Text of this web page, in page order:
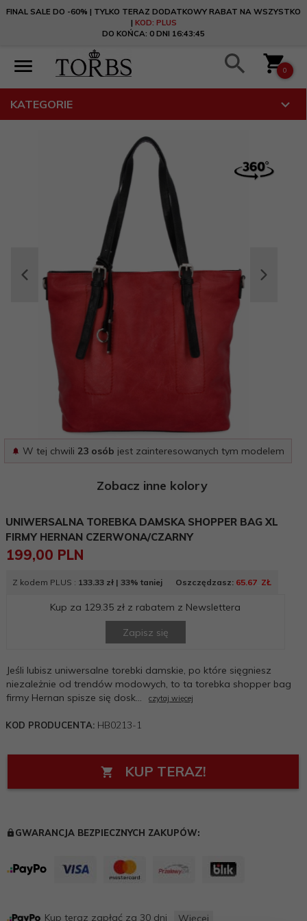
FINAL SALE DO -60% | TYLKO TERAZ DODATKOWY RABAT NA WSZYSTKO
| KOD: PLUS
DO KOŃCA: 0 DNI 16:43:45
0
KATEGORIE
W tej chwili 23 osób jest zainteresowanych tym modelem
Zobacz inne kolory
UNIWERSALNA TOREBKA DAMSKA SHOPPER BAG XL
FIRMY HERNAN CZERWONA/CZARNY
199,00 PLN
Z kodem PLUS : 133.33 zł | 33% taniej Oszczędzasz: 65.67 ZŁ
KUP TERAZ!
KOD PRODUCENTA: HB0213-1
Jeśli lubisz uniwersalne torebki damskie, po które sięgniesz
niezależnie od trendów modowych, to ta torebka shopper bag
firmy Hernan spisze się dosk...
czytaj więcej
GWARANCJA BEZPIECZNYCH ZAKUPÓW:
Kup teraz zapłać za 30 dni Więcej
Kup za 129.35 zł z rabatem z Newslettera
Zapisz się